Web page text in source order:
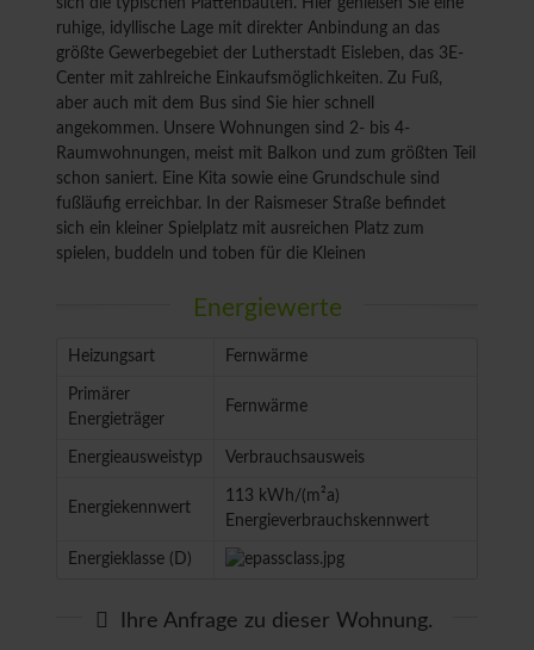
sich die typischen Plattenbauten. Hier genießen Sie eine
ruhige, idyllische Lage mit direkter Anbindung an das
größte Gewerbegebiet der Lutherstadt Eisleben, das 3E-
Center mit zahlreiche Einkaufsmöglichkeiten. Zu Fuß,
aber auch mit dem Bus sind Sie hier schnell
angekommen. Unsere Wohnungen sind 2- bis 4-
Raumwohnungen, meist mit Balkon und zum größten Teil
schon saniert. Eine Kita sowie eine Grundschule sind
fußläufig erreichbar. In der Raismeser Straße befindet
sich ein kleiner Spielplatz mit ausreichen Platz zum
spielen, buddeln und toben für die Kleinen
Energiewerte
Heizungsart Fernwärme
Primärer
Energieträger
Fernwärme
Energieausweistyp Verbrauchsausweis
Energiekennwert
113 kWh/(m²a)
Energieverbrauchskennwert
Energieklasse (D)
Ihre Anfrage zu dieser Wohnung.